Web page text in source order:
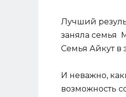
Лучший
заняла семья
Семья Айкут в
И неважно,
возможность